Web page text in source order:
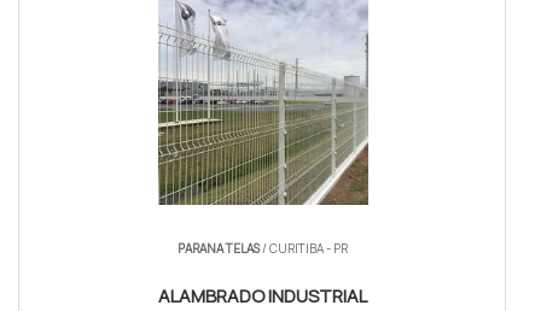
PARANA TELAS/ CURITIBA - PR
ALAMBRADO INDUSTRIAL